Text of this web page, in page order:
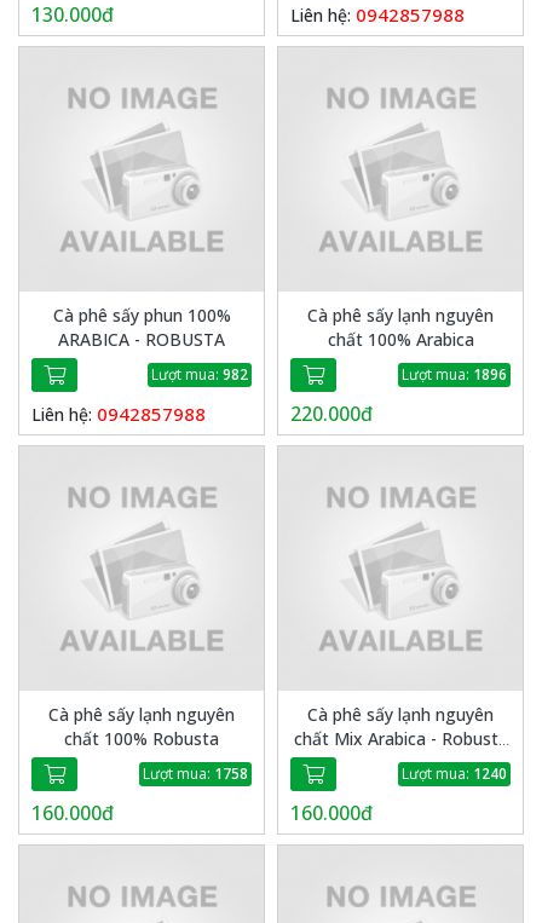
130.000đ Liên hệ: 0942857988
Cà phê sấy phun 100%
ARABICA - ROBUSTA
Lượt mua: 982
Liên hệ: 0942857988
Cà phê sấy lạnh nguyên
chất 100% Arabica
Lượt mua: 1896
220.000đ
Cà phê sấy lạnh nguyên
chất 100% Robusta
Lượt mua: 1758
160.000đ
Cà phê sấy lạnh nguyên
chất Mix Arabica - Robusta
120g - Thiên Sa G20
Lượt mua: 1240
160.000đ